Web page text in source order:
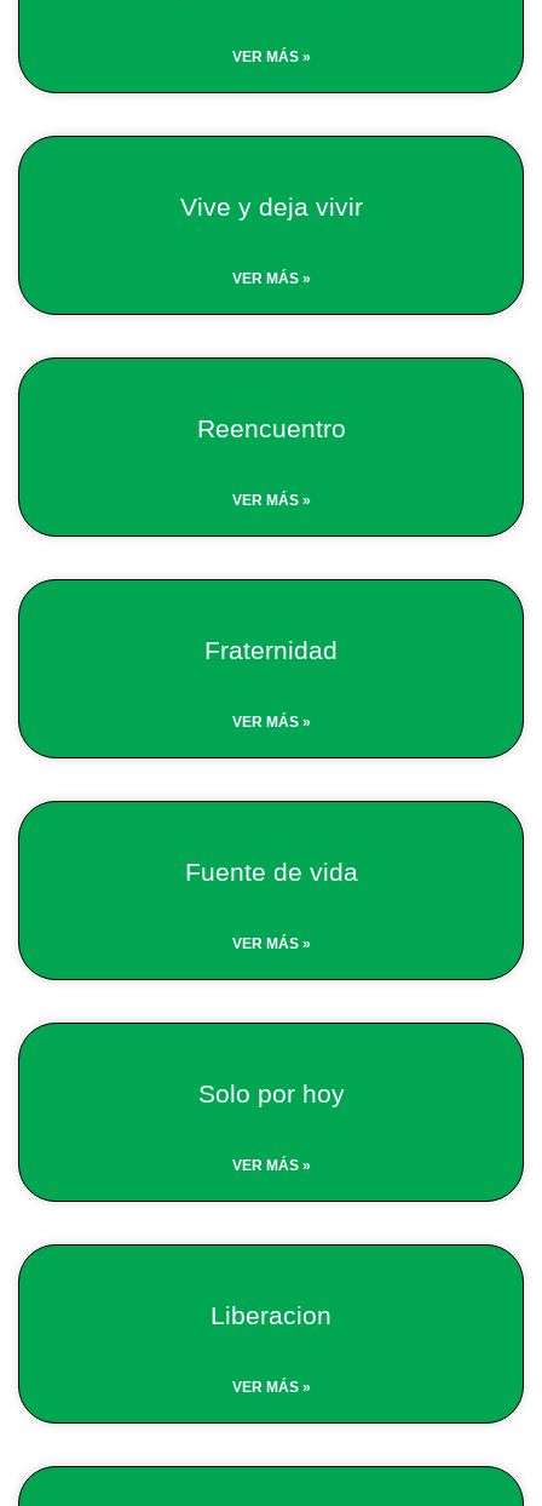
VER MÁS »
Vive y deja vivir
VER MÁS »
Reencuentro
VER MÁS »
Fraternidad
VER MÁS »
Fuente de vida
VER MÁS »
Solo por hoy
VER MÁS »
Liberacion
VER MÁS »